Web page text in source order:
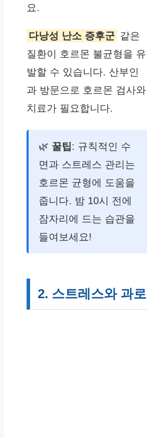
요.
다낭성 난소 증후군 같은
질환이 호르몬 불균형을 유
발할 수 있습니다. 산부인
과 방문으로 호르몬 검사와
치료가 필요합니다.
🌿 꿀팁: 규칙적인 수
면과 스트레스 관리는
호르몬 균형에 도움을
줍니다. 밤 10시 전에
잠자리에 드는 습관을
들여보세요!
2. 스트레스와 과로